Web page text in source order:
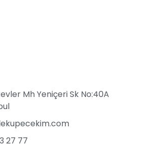
Mh Yeniçeri Sk No:40A
27 77